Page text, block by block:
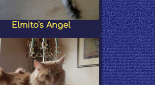
Elmito's Angel